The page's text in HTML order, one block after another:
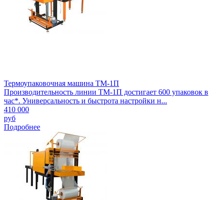
Термоупаковочная машина ТМ-1П
Производительность линии ТМ-1П достигает 600 упаковок в
час*. Универсальность и быстрота настройки н...
410 000
руб
Подробнее